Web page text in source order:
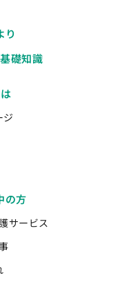
り
礎知識
ジ
の方
サービス